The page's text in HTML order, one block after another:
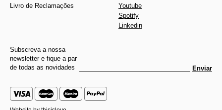
Livro de Reclamações
Youtube
Spotify
Linkedin
Subscreva a nossa
newsletter e fique a par
de todas as novidades
Enviar